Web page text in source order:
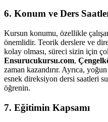
6. Konum ve Ders
Kursun konumu, özellikle
önemlidir. Teorik derslere ve
kolay olması, süreci sizin için
Ensurucukursu.com,
zaman kazandırır. Ayrıca,
esnek direksiyon dersi saatleri
öğrenin.
7. Eğitimin Kapsamı